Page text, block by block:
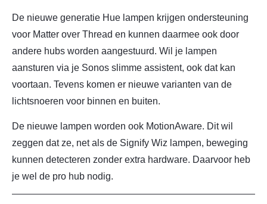
De nieuwe generatie Hue lampen krijgen ondersteuning
voor Matter over Thread en kunnen daarmee ook door
andere hubs worden aangestuurd. Wil je lampen
aansturen via je Sonos slimme assistent, ook dat kan
voortaan. Tevens komen er nieuwe varianten van de
lichtsnoeren voor binnen en buiten.
De nieuwe lampen worden ook MotionAware. Dit wil
zeggen dat ze, net als de Signify Wiz lampen, beweging
kunnen detecteren zonder extra hardware. Daarvoor heb
je wel de pro hub nodig.